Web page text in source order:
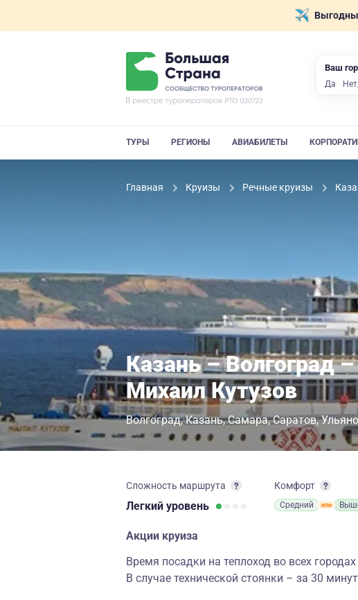
ТУРЫ РЕГИОНЫ АВИАБИЛЕТЫ
Главная Круизы Речные круизы
Казань – Волгоград
Михаил Кутузов
Волгоград Казань Самара Саратов
Сложность маршрута
Легкий уровень
Комфорт
Средний
Акции круиза
Время посадки на теплоход во всех
В случае технической стоянки – за 30
Ваш
Да